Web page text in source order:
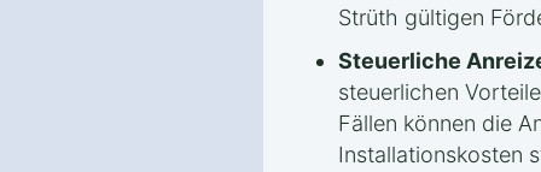
Strüth gültigen
Steuerliche
steuerlichen
Fällen können die
Installationskosten